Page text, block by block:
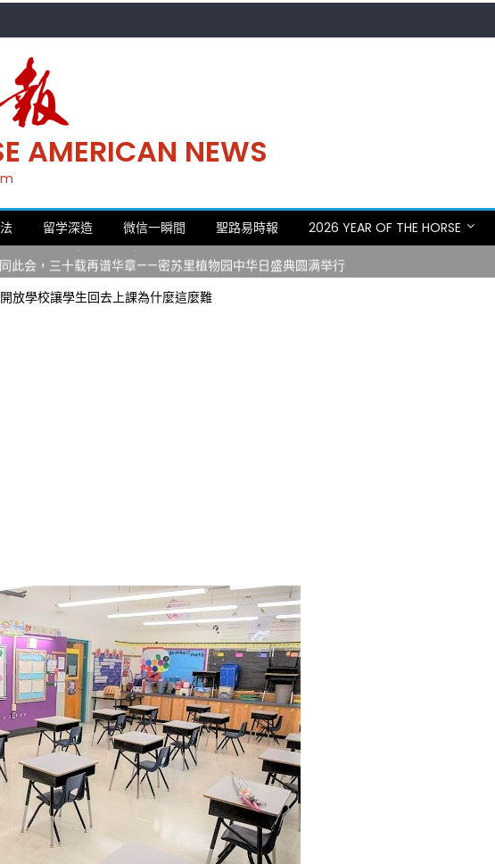
AMERICAN NEWS
留学深造 微信一瞬間 聖路易時報 2026 YEAR OF THE HORSE
，初夏又相逢。中华日，等你来赴约 —— 密苏里植物园“中华日三十周年特别报道（五）
韵交汇：刘励(Li Statler)与钢琴家Darek演绎一场古筝与钢琴的精彩对话
此会，三十载再谱华章——密苏里植物园中华日盛典圆满举行
俱乐部5月16日龙舟体验日 邀请各界亲身体验划行乐趣 + 水上竞速魅力
越时空的相逢
放學校讓學生回去上課為什麼這麼難